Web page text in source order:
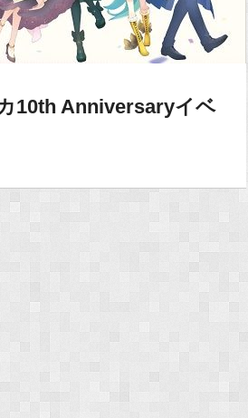
10th Anniversaryイベ